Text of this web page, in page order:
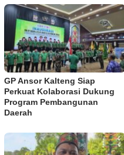
GP Ansor Kalteng Siap
Perkuat Kolaborasi Dukung
Program Pembangunan
Daerah